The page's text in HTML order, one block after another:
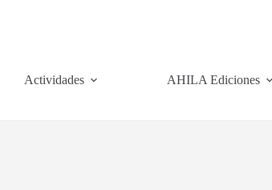
Actividades AHILA Ediciones